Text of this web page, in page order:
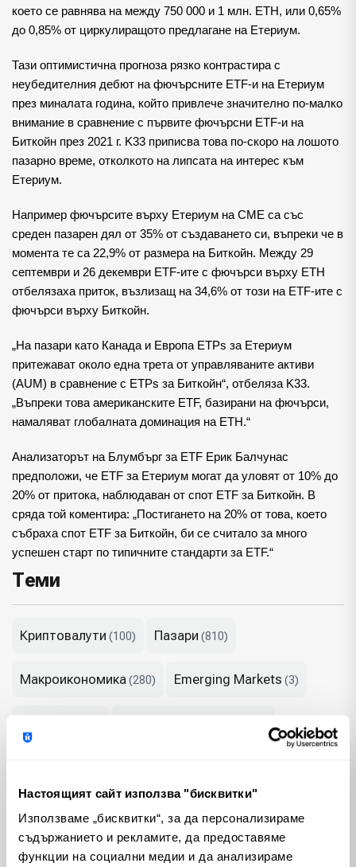
Настоящият сайт използва "бисквитки"
Използваме „бисквитки“, за да персонализираме
съдържанието и рекламите, да предоставяме
функции на социални медии и да анализираме
което се равнява на между 750 000 и 1 млн. ETH, или 0,65%
до 0,85% от циркулиращото предлагане на Етериум.
Тази оптимистична прогноза рязко контрастира с
неубедителния дебют на фючърсните ETF-и на Етериум
през миналата година, който привлече значително по-малко
внимание в сравнение с първите фючърсни ETF-и на
Биткойн през 2021 г. K33 приписва това по-скоро на лошото
пазарно време, отколкото на липсата на интерес към
Етериум.
Например фючърсите върху Етериум на CME са със
среден пазарен дял от 35% от създаването си, въпреки че в
момента те са 22,9% от размера на Биткойн. Между 29
септември и 26 декември ETF-ите с фючърси върху ETH
отбелязаха приток, възлизащ на 34,6% от този на ETF-ите с
фючърси върху Биткойн.
„На пазари като Канада и Европа ETPs за Етериум
притежават около една трета от управляваните активи
(AUM) в сравнение с ETPs за Биткойн“, отбеляза K33.
„Въпреки това американските ETF, базирани на фючърси,
намаляват глобалната доминация на ETH.“
Анализаторът на Блумбърг за ETF Ерик Балчунас
предположи, че ETF за Етериум могат да уловят от 10% до
20% от притока, наблюдаван от спот ETF за Биткойн. В
сряда той коментира: „Постигането на 20% от това, което
събраха спот ETF за Биткойн, би се считало за много
успешен старт по типичните стандарти за ETF.“
Теми
Криптовалути (100) Пазари (810)
Макроикономика(280) Emerging Markets (3)
Недвижими имоти
Популярни